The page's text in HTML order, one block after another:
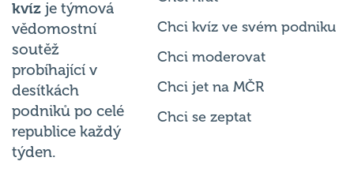
kvíz je týmová
vědomostní
soutěž
probíhající v
desítkách
podniků po celé
republice každý
týden.
Chci kvíz ve svém podniku
Chci moderovat
Chci jet na MČR
Chci se zeptat